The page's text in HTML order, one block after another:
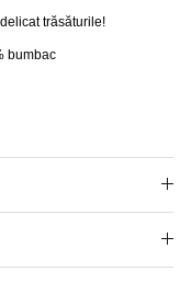
trăsăturile!
bumbac